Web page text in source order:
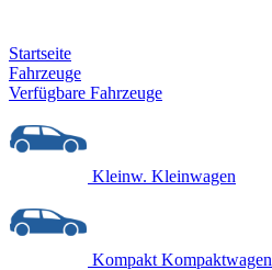
Startseite
Fahrzeuge
Verfügbare Fahrzeuge
Kleinw. Kleinwagen
Kompakt Kompaktwagen